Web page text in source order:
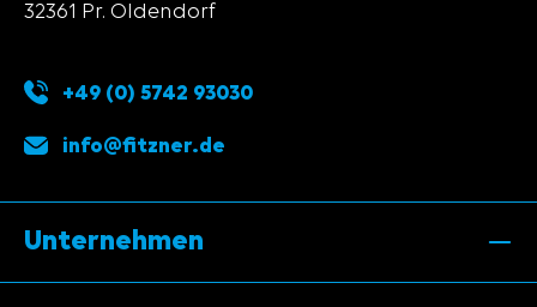
32361 Pr. Oldendorf
+49 (0) 5742 93030
info@fitzner.de
Unternehmen